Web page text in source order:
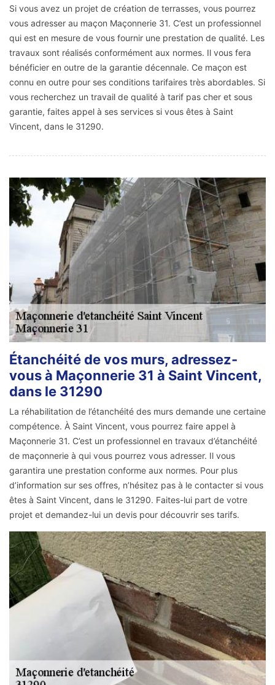
Si vous avez un projet de création de terrasses, vous pourrez
vous adresser au maçon Maçonnerie 31. C’est un professionnel
qui est en mesure de vous fournir une prestation de qualité. Les
travaux sont réalisés conformément aux normes. Il vous fera
bénéficier en outre de la garantie décennale. Ce maçon est
connu en outre pour ses conditions tarifaires très abordables. Si
vous recherchez un travail de qualité à tarif pas cher et sous
garantie, faites appel à ses services si vous êtes à Saint
Vincent, dans le 31290.
Étanchéité de vos murs, adressez-
vous à Maçonnerie 31 à Saint Vincent,
dans le 31290
La réhabilitation de l’étanchéité des murs demande une certaine
compétence. À Saint Vincent, vous pourrez faire appel à
Maçonnerie 31. C’est un professionnel en travaux d’étanchéité
de maçonnerie à qui vous pourrez vous adresser. Il vous
garantira une prestation conforme aux normes. Pour plus
d’information sur ses offres, n’hésitez pas à le contacter si vous
êtes à Saint Vincent, dans le 31290. Faites-lui part de votre
projet et demandez-lui un devis pour découvrir ses tarifs.